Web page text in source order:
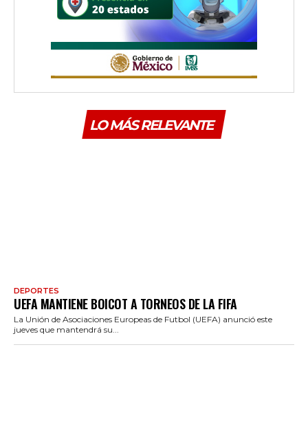
LO MÁS RELEVANTE
DEPORTES
UEFA MANTIENE BOICOT A TORNEOS DE LA FIFA
La Unión de Asociaciones Europeas de Futbol (UEFA) anunció este
jueves que mantendrá su...